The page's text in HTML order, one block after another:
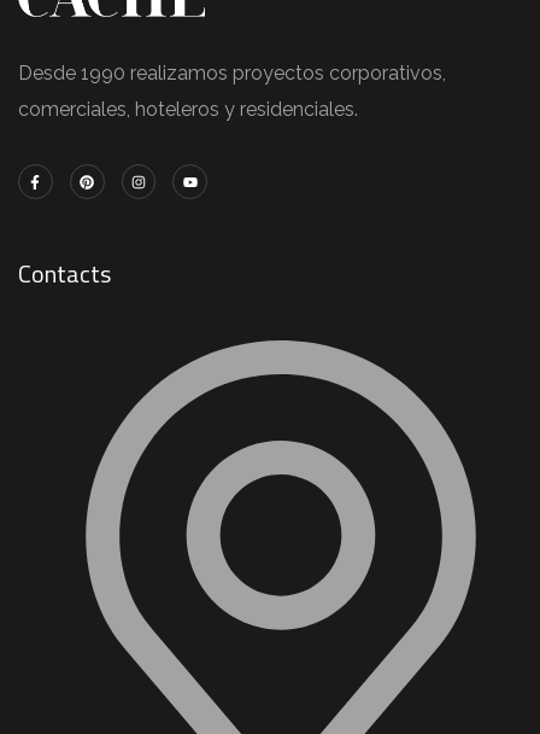
Desde 1990 realizamos proyectos corporativos,
comerciales, hoteleros y residenciales.
Contacts